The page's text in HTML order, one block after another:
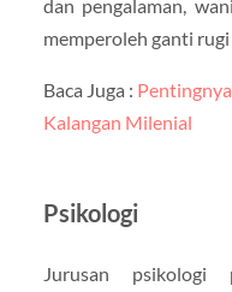
dan pengalaman,
memperoleh ganti rugi
Baca Juga :
Kalangan Milenial
Psikologi
Jurusan psikologi